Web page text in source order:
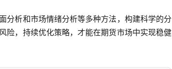
分析和市场情绪分析等多种方法，构建科学的分
险，持续优化策略，才能在期货市场中实现稳健